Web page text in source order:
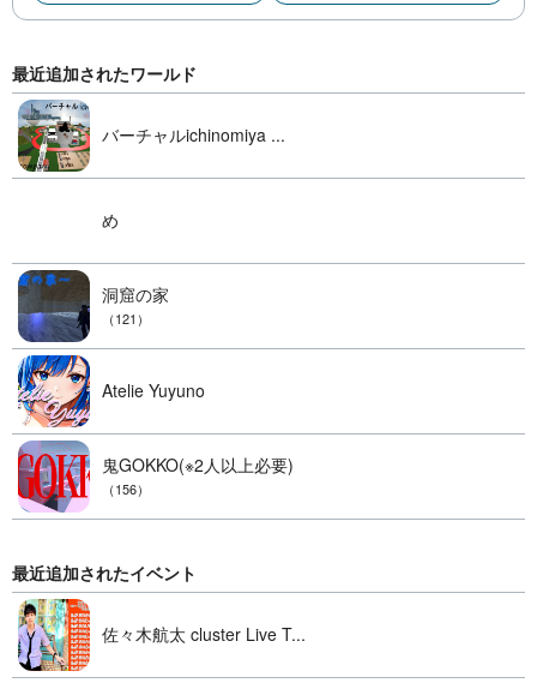
最近追加されたワールド
バーチャルichinomiya ...
め
洞窟の家
（121）
Atelie Yuyuno
鬼GOKKO(※2人以上必要)
（156）
最近追加されたイベント
佐々木航太 cluster Live T...